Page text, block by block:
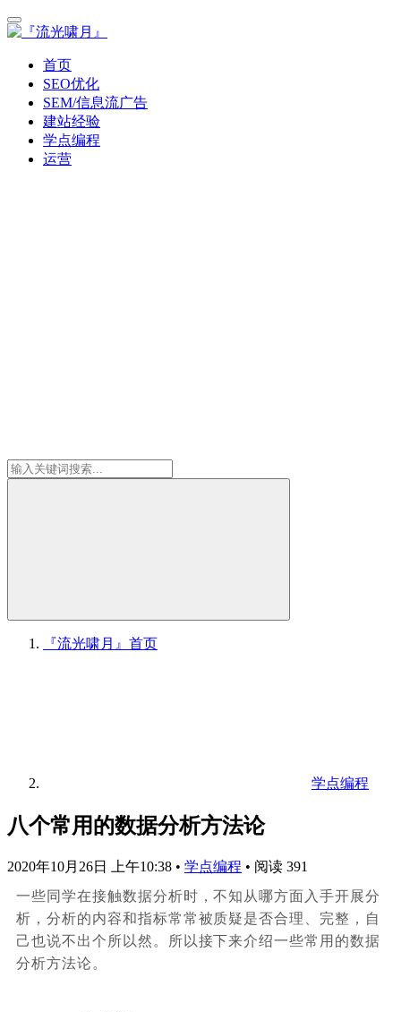
首页
SEO优化
SEM/信息流广告
建站经验
学点编程
运营
『流光啸月』 首页
学点编程
八个常用的数据分析方法论
2020年10月26日 上午10:38 • 学点编程 • 阅读 391
一些同学在接触数据分析时，不知从哪方面入手开展分
析，分析的内容和指标常常被质疑是否合理、完整，自
己也说不出个所以然。所以接下来介绍一些常用的数据
分析方法论。